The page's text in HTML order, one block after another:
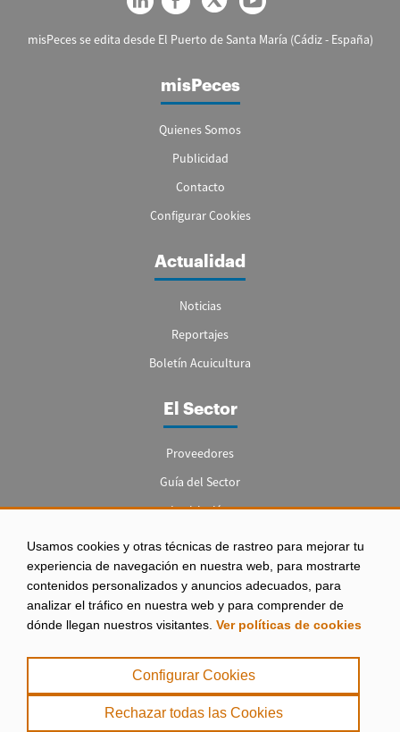
Usamos cookies y otras técnicas de rastreo para mejorar tu
experiencia de navegación en nuestra web, para mostrarte
contenidos personalizados y anuncios adecuados, para
analizar el tráfico en nuestra web y para comprender de
dónde llegan nuestros visitantes. Ver políticas de cookies
Configurar Cookies
Rechazar todas las Cookies
misPeces se edita desde El Puerto de Santa María (Cádiz - España)
misPeces
Quienes Somos
Publicidad
Contacto
Configurar Cookies
Actualidad
Noticias
Reportajes
Boletín Acuicultura
El Sector
Proveedores
Guía del Sector
Legislación
Empleo
Aviso legal
|
Política de Privacidad
|